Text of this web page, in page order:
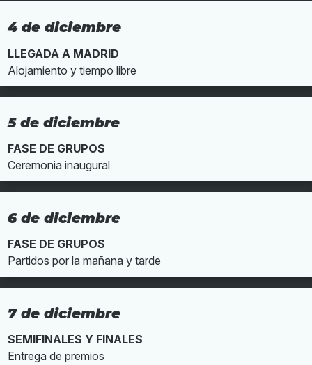
4 de diciembre
LLEGADA A MADRID
Alojamiento y tiempo libre
5 de diciembre
FASE DE GRUPOS
Ceremonia inaugural
6 de diciembre
FASE DE GRUPOS
Partidos por la mañana y tarde
7 de diciembre
SEMIFINALES Y FINALES
Entrega de premios